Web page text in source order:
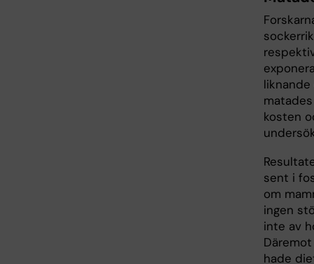
liknande
kosten
sent i
om
ingen
inte av
hade